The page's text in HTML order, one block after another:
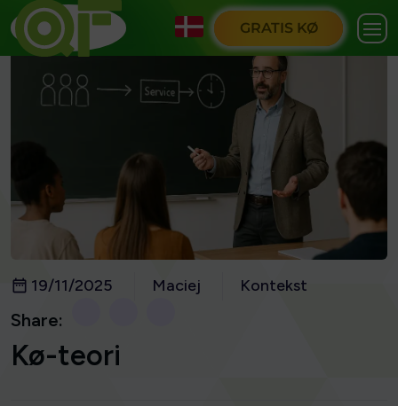
GRATIS KØ
19/11/2025 Maciej Kontekst
Share:
Kø-teori